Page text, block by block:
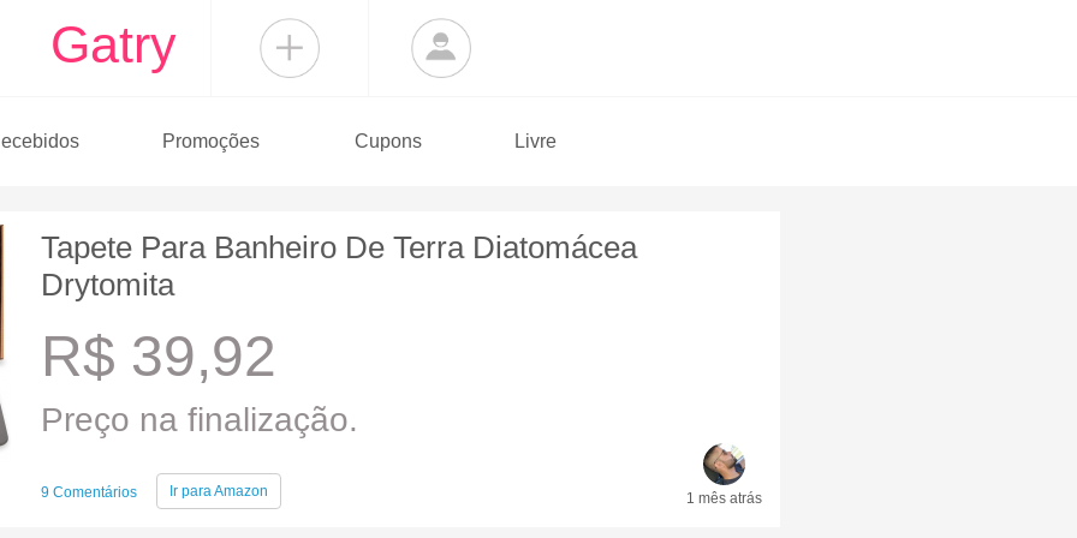
Gatry
Promoções Cupons Livre
Tapete Para Banheiro De Terra Diatomácea
Drytomita
R$ 39,92
Preço na finalização.
9 Comentários Ir paraAmazon 1 mês atrás